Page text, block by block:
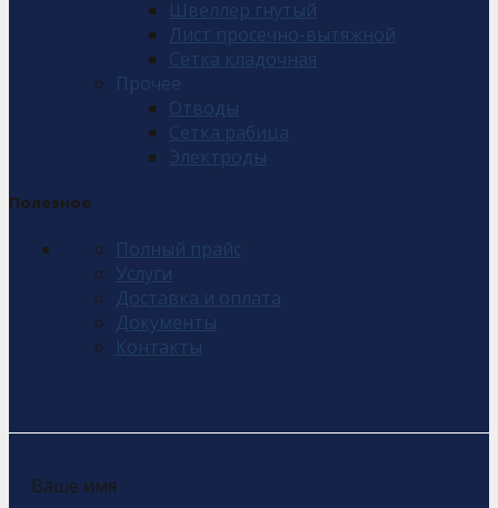
Швеллер гнутый
Лист просечно-вытяжной
Сетка кладочная
Прочее
Отводы
Сетка рабица
Электроды
Полезное
Полный прайс
Услуги
Доставка и оплата
Документы
Контакты
Ваше имя